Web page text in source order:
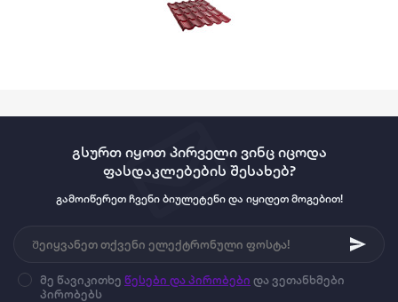
გსურთ იყოთ პირველი ვინც იცოდა
ფასდაკლებების შესახებ?
გამოიწერეთ ჩვენი ბიულეტენი და იყიდეთ მოგებით!
მე წავიკითხე წესები და პირობები და ვეთანხმები
პირობებს